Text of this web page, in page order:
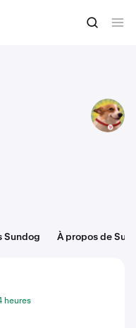
Acheter du SUNDOG
SUNDOG
Sundog À propos de
heures